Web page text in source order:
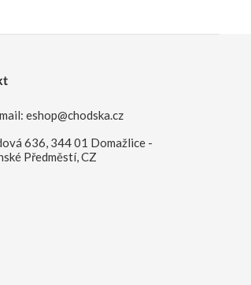
eshop@chodska.cz
636, 344 01 Domažlice -
Předměstí, CZ